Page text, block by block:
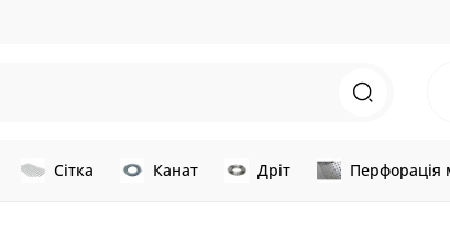
Сітка Канат Дріт Перфорація